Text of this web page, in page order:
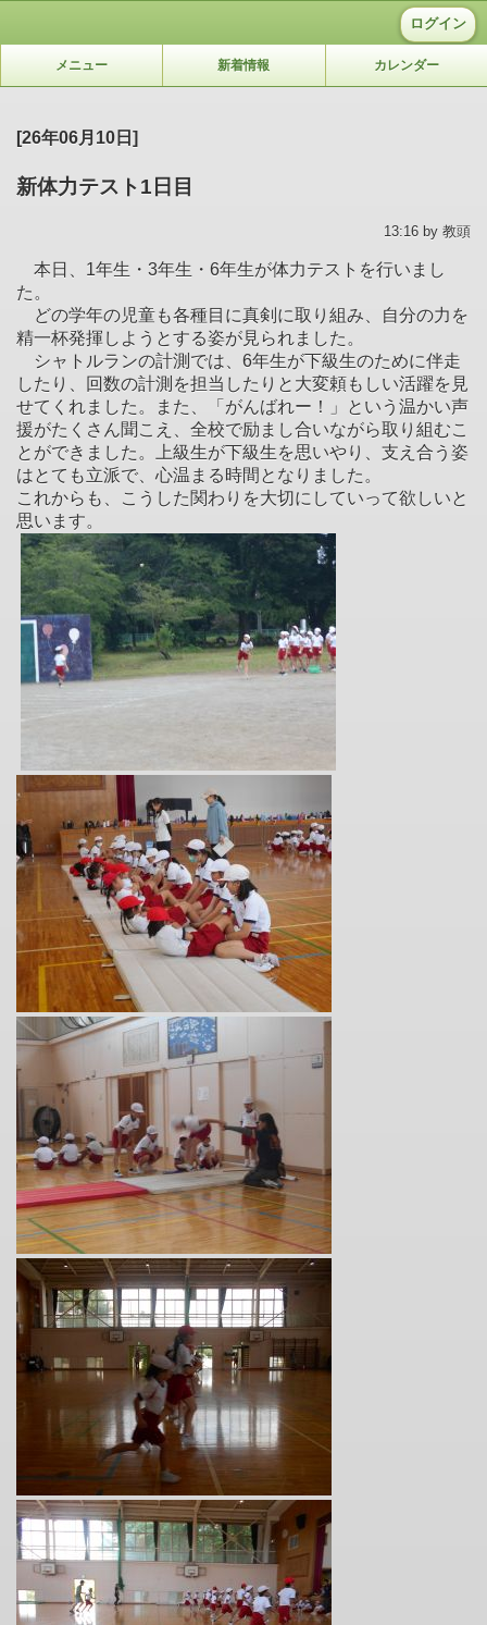
ログイン
メニュー 新着情報 カレンダー
[26年06月10日]
新体力テスト1日目
13:16 by 教頭
本日、1年生・3年生・6年生が体力テストを行いまし
た。
どの学年の児童も各種目に真剣に取り組み、自分の力を
精一杯発揮しようとする姿が見られました。
シャトルランの計測では、6年生が下級生のために伴走
したり、回数の計測を担当したりと大変頼もしい活躍を見
せてくれました。また、「がんばれー！」という温かい声
援がたくさん聞こえ、全校で励まし合いながら取り組むこ
とができました。上級生が下級生を思いやり、支え合う姿
はとても立派で、心温まる時間となりました。
これからも、こうした関わりを大切にしていって欲しいと
思います。